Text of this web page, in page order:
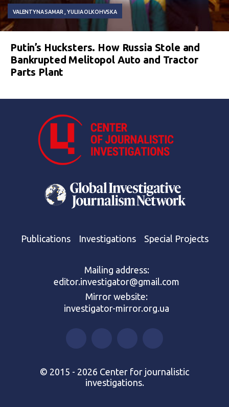
VALENTYNA SAMAR YULIIA OLKOHVSKA
Putin’s Hucksters. How Russia Stole and
Bankrupted Melitopol Auto and Tractor
Parts Plant
Publications Investigations Special Projects
Mailing address:
editor.investigator@gmail.com
Mirror website:
investigator-mirror.org.ua
© 2015 - 2026 Center for journalistic
investigations.